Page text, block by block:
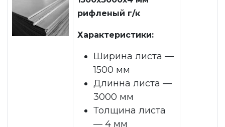
рифленый г/к
Характеристики:
Ширина листа —
1500 мм
Длинна листа —
3000 мм
Толщина листа
— 4 мм